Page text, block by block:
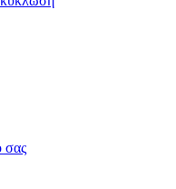
σας